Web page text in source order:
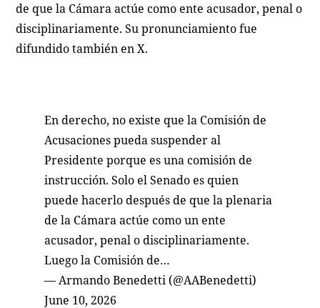
de que la Cámara actúe como ente acusador, penal o
disciplinariamente. Su pronunciamiento fue
difundido también en X.
En derecho, no existe que la Comisión de
Acusaciones pueda suspender al
Presidente porque es una comisión de
instrucción. Solo el Senado es quien
puede hacerlo después de que la plenaria
de la Cámara actúe como un ente
acusador, penal o disciplinariamente.
Luego la Comisión de…
— Armando Benedetti (@AABenedetti)
June 10, 2026